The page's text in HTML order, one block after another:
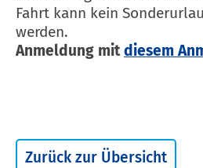
Fahrt kann kein
werden.
Anmeldung mitdiesem
Zurück zur Übersicht